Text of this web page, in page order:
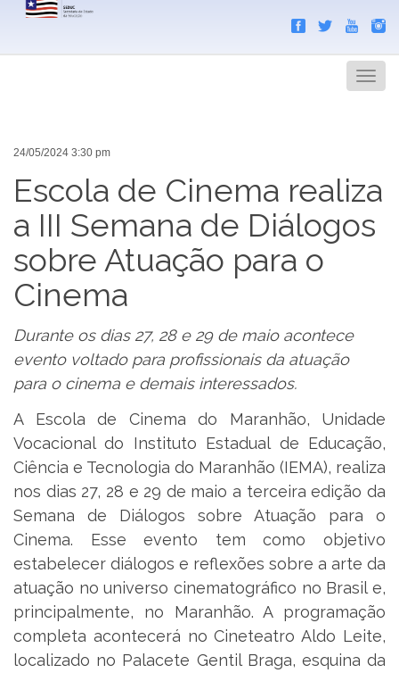
Menu
24/05/2024 3:30 pm
Escola de Cinema realiza
a III Semana de Diálogos
sobre Atuação para o
Cinema
Durante os dias 27, 28 e 29 de maio acontece
evento voltado para profissionais da atuação
para o cinema e demais interessados.
A Escola de Cinema do Maranhão, Unidade
Vocacional do Instituto Estadual de Educação,
Ciência e Tecnologia do Maranhão (IEMA), realiza
nos dias 27, 28 e 29 de maio a terceira edição da
Semana de Diálogos sobre Atuação para o
Cinema. Esse evento tem como objetivo
estabelecer diálogos e reflexões sobre a arte da
atuação no universo cinematográfico no Brasil e,
principalmente, no Maranhão. A programação
completa acontecerá no Cineteatro Aldo Leite,
localizado no Palacete Gentil Braga, esquina da